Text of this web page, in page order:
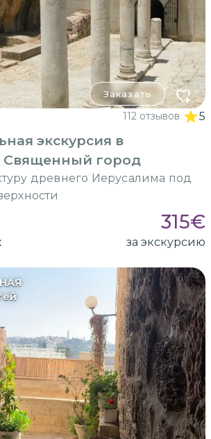
Заказать
112 отзывов 5
экскурсия в
Священный город
древнего Иерусалима под
315€
за экскурсию